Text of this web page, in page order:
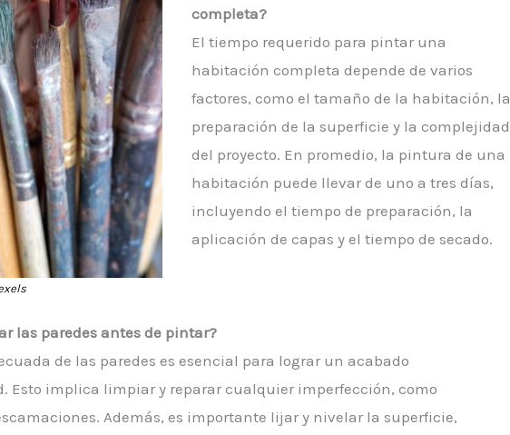
completa?
El tiempo requerido para pintar una
habitación completa depende de varios
factores, como el tamaño de la habitación, la
preparación de la superficie y la complejidad
del proyecto. En promedio, la pintura de una
habitación puede llevar de uno a tres días,
incluyendo el tiempo de preparación, la
aplicación de capas y el tiempo de secado.
las paredes antes de pintar?
de las paredes es esencial para lograr un acabado
Esto implica limpiar y reparar cualquier imperfección, como
Además, es importante lijar y nivelar la superficie,